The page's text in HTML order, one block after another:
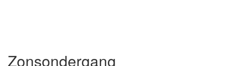
Zonsondergang